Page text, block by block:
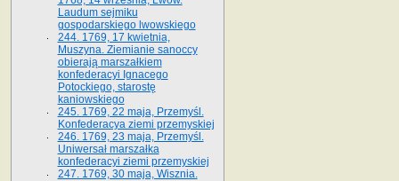
Laudum sejmiku
gospodarskiego lwowskiego
244. 1769, 17 kwietnia,
Muszyna. Ziemianie sanoccy
obierają marszałkiem
konfederacyi Ignacego
Potockiego, starostę
kaniowskiego
245. 1769, 22 maja, Przemyśl.
Konfederacya ziemi przemyskiej
246. 1769, 23 maja, Przemyśl.
Uniwersał marszałka
konfederacyi ziemi przemyskiej
247. 1769, 30 maja, Wisznia.